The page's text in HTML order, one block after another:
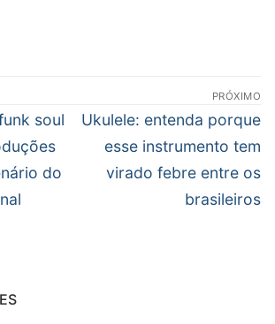
soul
do
PRÓXIMO
Próximo
post:
Ukulele: entenda porque
esse instrumento tem
virado febre entre os
brasileiros